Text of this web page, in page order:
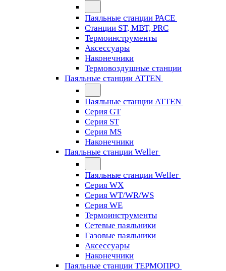
Паяльные станции PACE
Станции ST, MBT, PRC
Термоинструменты
Аксессуары
Наконечники
Термовоздушные станции
Паяльные станции ATTEN
Паяльные станции ATTEN
Серия GT
Серия ST
Серия MS
Наконечники
Паяльные станции Weller
Паяльные станции Weller
Серия WX
Серия WT/WR/WS
Серия WE
Термоинструменты
Сетевые паяльники
Газовые паяльники
Аксессуары
Наконечники
Паяльные станции ТЕРМОПРО